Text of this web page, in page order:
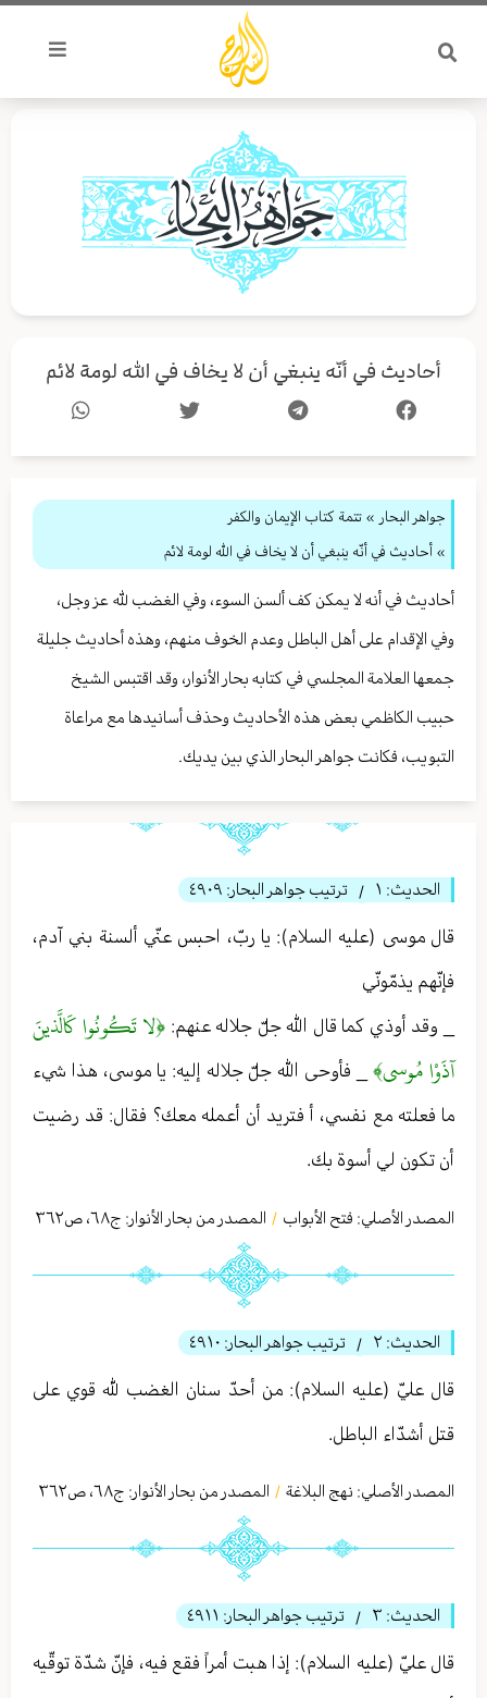
تخطي
المحتوى
أحاديث في أنّه ينبغي أن لا يخاف في الله لومة لائم
جواهر البحار » تتمة كتاب الإيمان والكفر
» أحاديث في أنّه ينبغي أن لا يخاف في الله لومة لائم
أحاديث في أنه لا يمكن كف ألسن السوء، وفي الغضب لله عز وجل،
وفي الإقدام على أهل الباطل وعدم الخوف منهم، وهذه أحاديث جليلة
جمعها العلامة المجلسي في كتابه بحار الأنوار، وقد اقتبس الشيخ
حبيب الكاظمي بعض هذه الأحاديث وحذف أسانيدها مع مراعاة
التبويب، فكانت جواهر البحار الذي بين يديك.
الحديث: ١ / ترتيب جواهر البحار: ٤٩٠٩
قال موسى (عليه السلام): يا ربّ، احبس عنّي ألسنة بني آدم،
فإنّهم يذمّونّي
_ وقد أوذي كما قال الله جلّ جلاله عنهم: ﴿لا تَكُونُوا كَالَّذينَ
آذَوْا مُوسى﴾_ فأوحى الله جلّ جلاله إليه: يا موسى، هذا شيء
ما فعلته مع نفسي، أ فتريد أن أعمله معك؟ فقال: قد رضيت
أن تكون لي أسوة بك.
المصدر الأصلي: فتح الأبواب / المصدر من بحار الأنوار: ج٦٨، ص٣٦٢
الحديث: ٢ / ترتيب جواهر البحار: ٤٩١٠
قال عليّ (عليه السلام): من أحدّ سنان الغضب لله قوي على
قتل أشدّاء الباطل.
المصدر الأصلي: نهج البلاغة / المصدر من بحار الأنوار: ج٦٨، ص٣٦٢
الحديث: ٣ / ترتيب جواهر البحار: ٤٩١١
قال عليّ (عليه السلام): إذا هبت أمراً فقع فيه، فإنّ شدّة توقّيه